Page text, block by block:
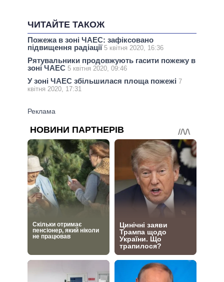
ЧИТАЙТЕ ТАКОЖ
Пожежа в зоні ЧАЕС: зафіксовано
підвищення радіації 5 квітня 2020, 16:36
Рятувальники продовжують гасити пожежу в
зоні ЧАЕС 5 квітня 2020, 09:46
У зоні ЧАЕС збільшилася площа пожежі 7
квітня 2020, 17:31